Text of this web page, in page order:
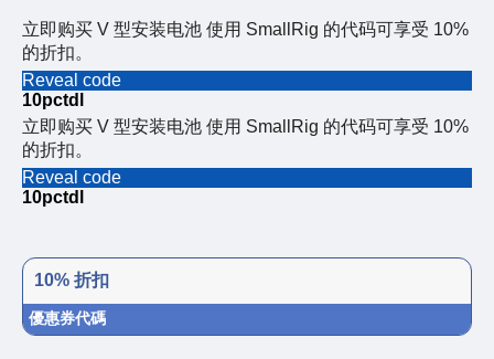
立即购买 V 型安装电池 使用 SmallRig 的代码可享受 10%
的折扣。
Reveal code
10pctdl
立即购买 V 型安装电池 使用 SmallRig 的代码可享受 10%
的折扣。
Reveal code
10pctdl
10% 折扣
優惠券代碼